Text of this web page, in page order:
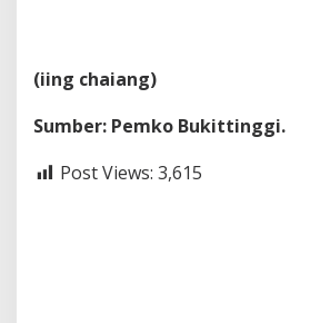
(iing chaiang)
Sumber: Pemko Bukittinggi.
Post Views: 3,615